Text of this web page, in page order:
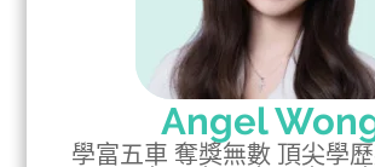
Angel
學富五車 奪獎無數 頂尖學